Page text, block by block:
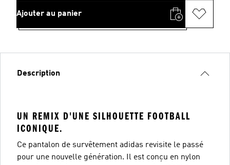
Ajouter au panier
Description
UN REMIX D'UNE SILHOUETTE FOOTBALL
ICONIQUE.
Ce pantalon de survêtement adidas revisite le passé
pour une nouvelle génération. Il est conçu en nylon